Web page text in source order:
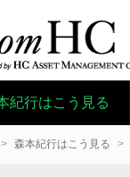
紀行はこう見る
森本紀行はこう見る